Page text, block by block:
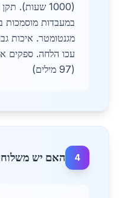
במעבדות מוסמכות
מגנטומטר. איכות
(97 מילים)
4 האם יש משלוחי